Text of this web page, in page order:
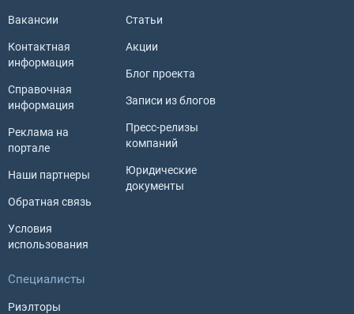
Вакансии
Контактная
информация
Справочная
информация
Реклама на
портале
Наши партнеры
Обратная связь
Условия
использования
Статьи
Акции
Блог проекта
Записи из блогов
Пресс-релизы
компаний
Юридические
документы
Специалисты
Риэлторы